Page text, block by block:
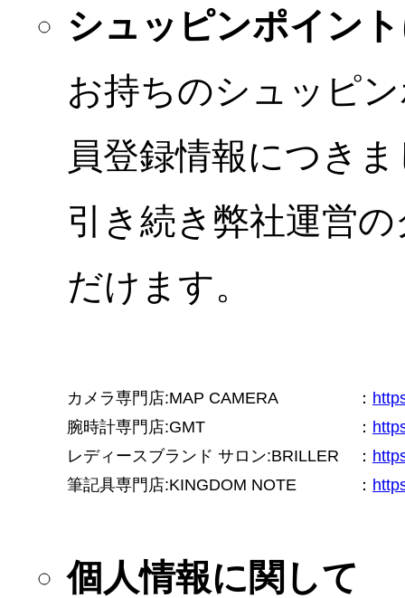
シュッピンポイン
お持ちのシュッピ
員登録情報につき
引き続き弊社運営
だけます。
カメラ専門店:MAP CAMERA ：
腕時計専門店:GMT
：
レディースブランド サロン:BRILLER
：
筆記具専門店:KINGDOM NOTE
：
個人情報に関して